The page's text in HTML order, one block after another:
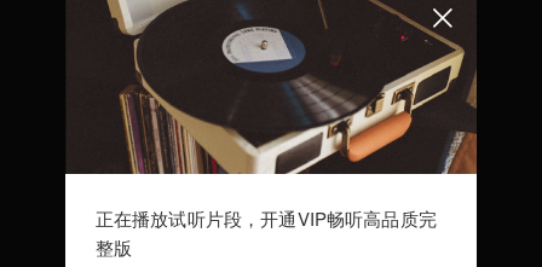
正在播放试听片段，开通VIP畅听高品质完
整版
